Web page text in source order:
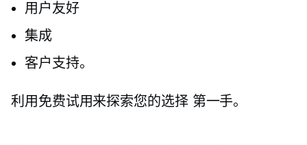
用户友好
集成
客户支持。
利用免费试用来探索您的选择 第一手。